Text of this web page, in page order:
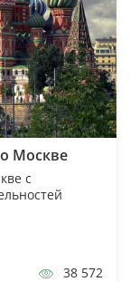
Москве
с
38 572